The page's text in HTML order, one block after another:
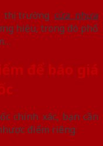
thị trườngcửa nhựa
hiệu, trong đó phổ
để báo giá
chính xác, bạn cần
điểm riêng: